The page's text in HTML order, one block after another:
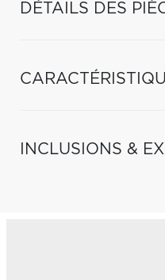
DÉTAILS DES
INCLUSIONS &